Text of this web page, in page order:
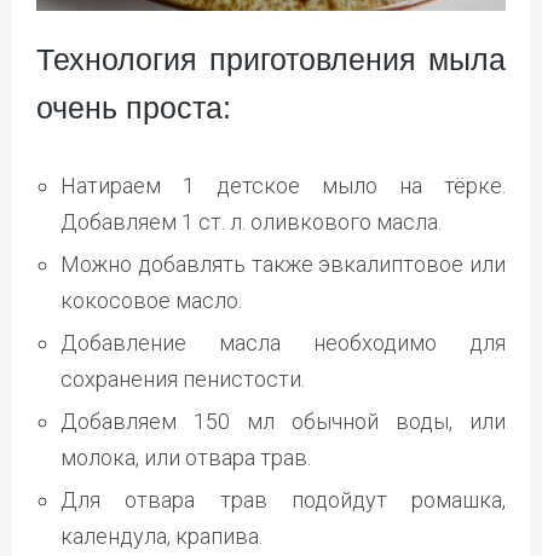
Технология приготовления мыла
очень проста:
Натираем 1 детское мыло на тёрке.
Добавляем 1 ст. л. оливкового масла.
Можно добавлять также эвкалиптовое или
кокосовое масло.
Добавление масла необходимо для
сохранения пенистости.
Добавляем 150 мл обычной воды, или
молока, или отвара трав.
Для отвара трав подойдут ромашка,
календула, крапива.